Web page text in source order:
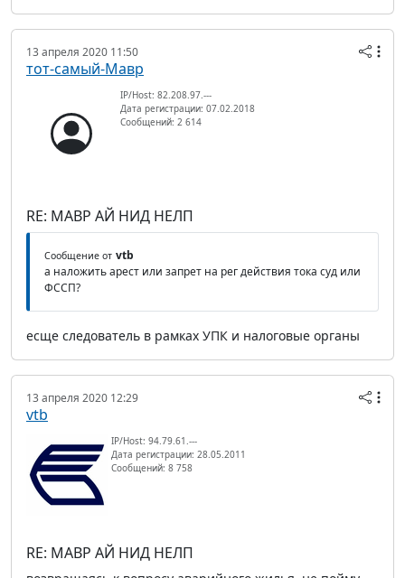
13 апреля 2020 11:50
тот-самый-Мавр
IP/Host: 82.208.97.---
Дата регистрации: 07.02.2018
Сообщений: 2 614
RE: МАВР АЙ НИД НЕЛП
Сообщение от vtb
а наложить арест или запрет на рег действия тока суд или
ФССП?
есще следователь в рамках УПК и налоговые органы
13 апреля 2020 12:29
vtb
IP/Host: 94.79.61.---
Дата регистрации: 28.05.2011
Сообщений: 8 758
RE: МАВР АЙ НИД НЕЛП